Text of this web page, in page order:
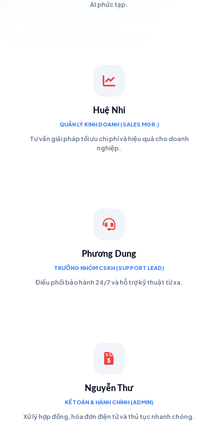
AI phức tạp.
Huệ Nhi
QUẢN LÝ KINH DOANH (SALES MGR.)
Tư vấn giải pháp tối ưu chi phí và hiệu quả cho doanh
nghiệp.
Phương Dung
TRƯỞNG NHÓM CSKH (SUPPORT LEAD)
Điều phối bảo hành 24/7 và hỗ trợ kỹ thuật từ xa.
Nguyễn Thư
KẾ TOÁN & HÀNH CHÍNH (ADMIN)
Xử lý hợp đồng, hóa đơn điện tử và thủ tục nhanh chóng.